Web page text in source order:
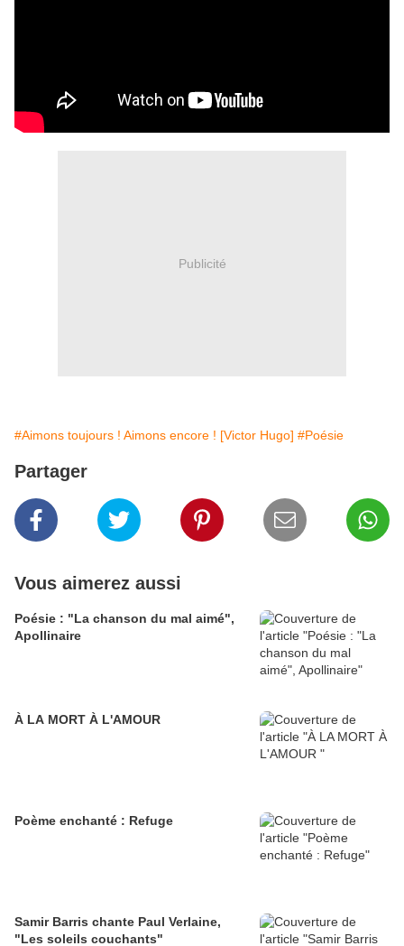
Publicité
#Aimons toujours ! Aimons encore ! [Victor Hugo] #Poésie
Partager
Vous aimerez aussi
Poésie : "La chanson du mal aimé",
Apollinaire
À LA MORT À L'AMOUR
Poème enchanté : Refuge
Samir Barris chante Paul Verlaine,
"Les soleils couchants"